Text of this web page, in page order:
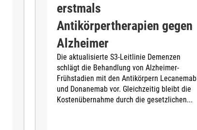
erstmals
Antikörpertherapien gegen
Alzheimer
Die aktualisierte S3-Leitlinie Demenzen
schlägt die Behandlung von Alzheimer-
Frühstadien mit den Antikörpern Lecanemab
und Donanemab vor. Gleichzeitig bleibt die
Kostenübernahme durch die gesetzlichen...